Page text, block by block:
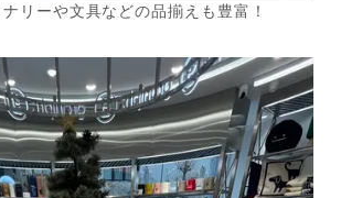
リーや文具などの品揃えも豊富！